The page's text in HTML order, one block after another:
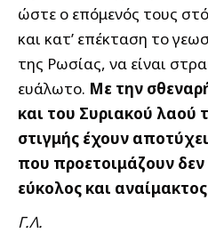
ώστε ο επόμενός τους
και κατ’ επέκταση το
της Ρωσίας, να είναι
ευάλωτο. Με την
και του Συριακού λαού
στιγμής έχουν
που προετοιμάζουν δεν
εύκολος και αναίμακτος
Γ.Λ.